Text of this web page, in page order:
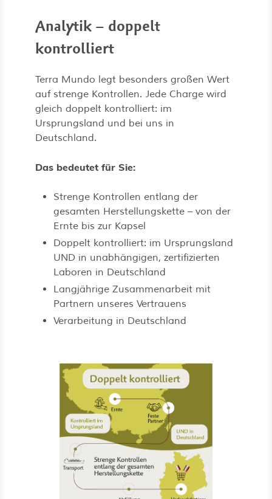
Analytik – doppelt
kontrolliert
Terra Mundo legt besonders großen Wert
auf strenge Kontrollen. Jede Charge wird
gleich doppelt kontrolliert: im
Ursprungsland und bei uns in
Deutschland.
Das bedeutet für Sie:
Strenge Kontrollen entlang der
gesamten Herstellungskette – von der
Ernte bis zur Kapsel
Doppelt kontrolliert: im Ursprungsland
UND in unabhängigen, zertifizierten
Laboren in Deutschland
Langjährige Zusammenarbeit mit
Partnern unseres Vertrauens
Verarbeitung in Deutschland